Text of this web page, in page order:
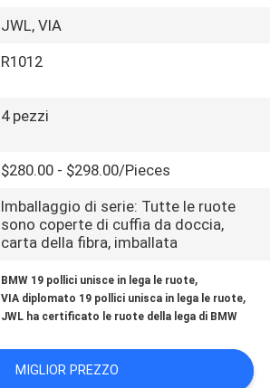
JWL, VIA
R1012
4 pezzi
$280.00 - $298.00/Pieces
Imballaggio di serie: Tutte le ruote
sono coperte di cuffia da doccia,
carta della fibra, imballata
BMW 19 pollici unisce in lega le ruote,
VIA diplomato 19 pollici unisca in lega le ruote,
JWL ha certificato le ruote della lega di BMW
MIGLIOR PREZZO